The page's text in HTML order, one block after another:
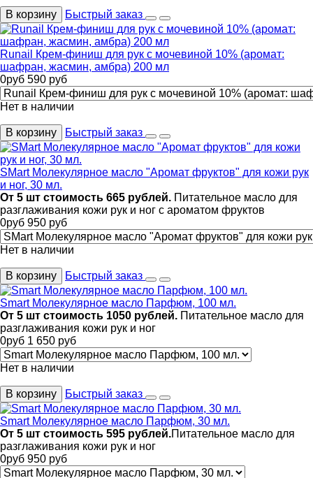
В корзину Быстрый заказ
Runail Крем-финиш для рук с мочевиной 10% (аромат:
шафран, жасмин, амбра) 200 мл
0руб 590 руб
Нет в наличии
В корзину Быстрый заказ
SMart Молекулярное масло "Аромат фруктов" для кожи рук
и ног, 30 мл.
От 5 шт стоимость 665 рублей. Питательное масло для
разглаживания кожи рук и ног с ароматом фруктов
0руб 950 руб
Нет в наличии
В корзину Быстрый заказ
Smart Молекулярное масло Парфюм, 100 мл.
От 5 шт стоимость 1050 рублей. Питательное масло для
разглаживания кожи рук и ног
0руб 1 650 руб
Нет в наличии
В корзину Быстрый заказ
Smart Молекулярное масло Парфюм, 30 мл.
От 5 шт стоимость 595 рублей.Питательное масло для
разглаживания кожи рук и ног
0руб 950 руб